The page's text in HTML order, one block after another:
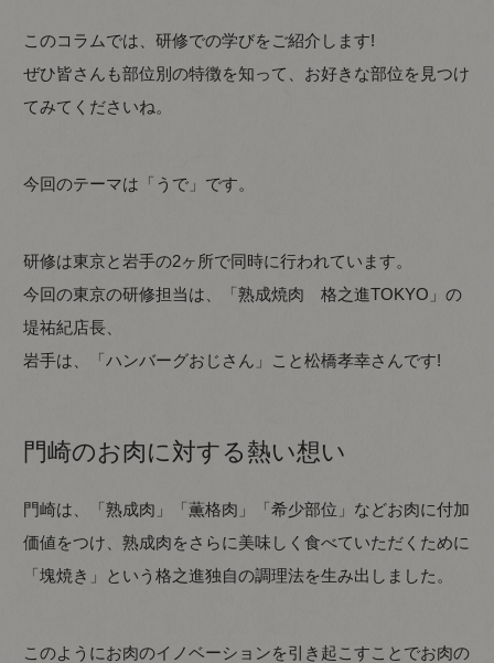
このコラムでは、研修での学びをご紹介します!
ぜひ皆さんも部位別の特徴を知って、お好きな部位を見つけ
てみてくださいね。
今回のテーマは「うで」です。
研修は東京と岩手の2ヶ所で同時に行われています。
今回の東京の研修担当は、「熟成焼肉 格之進TOKYO」の
堤祐紀店長、
岩手は、「ハンバーグおじさん」こと松橋孝幸さんです!
門崎のお肉に対する熱い想い
門崎は、「熟成肉」「薫格肉」「希少部位」などお肉に付加
価値をつけ、熟成肉をさらに美味しく食べていただくために
「塊焼き」という格之進独自の調理法を生み出しました。
このようにお肉のイノベーションを引き起こすことでお肉の